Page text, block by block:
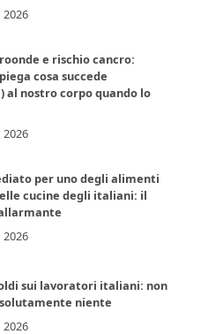
e rischio cancro:
cosa succede
al nostro corpo quando lo
2026
per uno degli alimenti
cucine degli italiani: il
2026
sui lavoratori italiani: non
niente
2026